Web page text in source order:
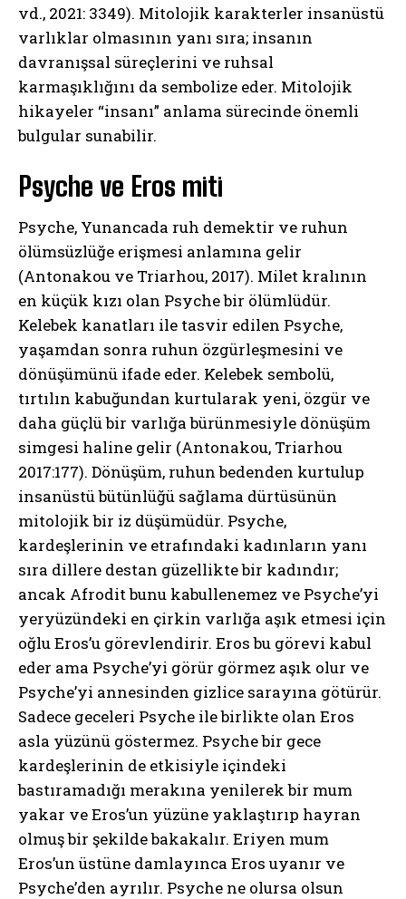
vd., 2021: 3349). Mitolojik karakterler insanüstü
varlıklar olmasının yanı sıra; insanın
davranışsal süreçlerini ve ruhsal
karmaşıklığını da sembolize eder. Mitolojik
hikayeler “insanı” anlama sürecinde önemli
bulgular sunabilir.
Psyche ve Eros miti
Psyche, Yunancada ruh demektir ve ruhun
ölümsüzlüğe erişmesi anlamına gelir
(Antonakou ve Triarhou, 2017). Milet kralının
en küçük kızı olan Psyche bir ölümlüdür.
Kelebek kanatları ile tasvir edilen Psyche,
yaşamdan sonra ruhun özgürleşmesini ve
dönüşümünü ifade eder. Kelebek sembolü,
tırtılın kabuğundan kurtularak yeni, özgür ve
daha güçlü bir varlığa bürünmesiyle dönüşüm
simgesi haline gelir (Antonakou, Triarhou
2017:177). Dönüşüm, ruhun bedenden kurtulup
insanüstü bütünlüğü sağlama dürtüsünün
mitolojik bir iz düşümüdür. Psyche,
kardeşlerinin ve etrafındaki kadınların yanı
sıra dillere destan güzellikte bir kadındır;
ancak Afrodit bunu kabullenemez ve Psyche’yi
yeryüzündeki en çirkin varlığa aşık etmesi için
oğlu Eros’u görevlendirir. Eros bu görevi kabul
eder ama Psyche’yi görür görmez aşık olur ve
Psyche’yi annesinden gizlice sarayına götürür.
Sadece geceleri Psyche ile birlikte olan Eros
asla yüzünü göstermez. Psyche bir gece
kardeşlerinin de etkisiyle içindeki
bastıramadığı merakına yenilerek bir mum
yakar ve Eros’un yüzüne yaklaştırıp hayran
olmuş bir şekilde bakakalır. Eriyen mum
Eros’un üstüne damlayınca Eros uyanır ve
Psyche’den ayrılır. Psyche ne olursa olsun